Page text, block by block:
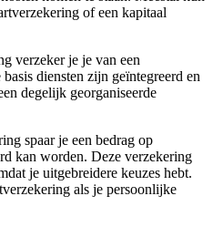
of een kapitaal
verzeker je je van een
diensten zijn geïntegreerd en
degelijk georganiseerde
spaar je een bedrag op
kan worden. Deze verzekering
je uitgebreidere keuzes hebt.
als je persoonlijke